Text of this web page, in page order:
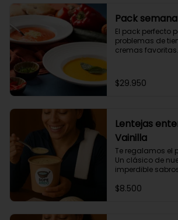
Pack
El pack perfecto
problemas de
cremas
temperatura
Envase
$29.950
Lentejas
Vainilla
Te regalamos el
Un clásico de
imperdible
enteritas con
postre un
$8.500